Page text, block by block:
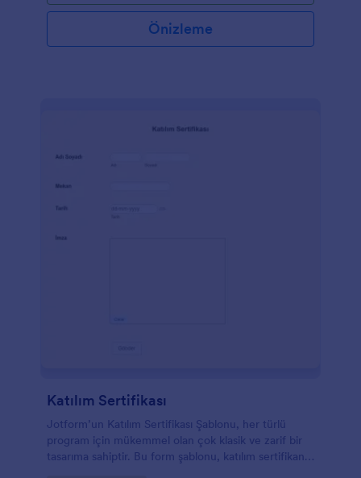
Önizleme
Katılım Sertifikası
Jotform’un Katılım Sertifikası Şablonu, her türlü
program için mükemmel olan çok klasik ve zarif bir
tasarıma sahiptir. Bu form şablonu, katılım sertifikanız